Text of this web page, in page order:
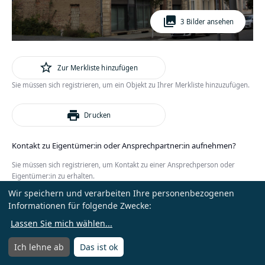
Menü öffnen
photo_library 3 Bilder ansehen
star_outline Zur Merkliste hinzufügen
Sie müssen sich registrieren, um ein Objekt zu Ihrer Merkliste hinzuzufügen.
print Drucken
Kontakt zu Eigentümer:in oder Ansprechpartner:in aufnehmen?
Sie müssen sich registrieren, um Kontakt zu einer Ansprechperson oder
Eigentümer:in zu erhalten.
Anmelden oder Kostenlos registrieren
Wir speichern und verarbeiten Ihre personenbezogenen
Informationen für folgende Zwecke:
Lassen Sie mich wählen...
Ich lehne ab Das ist ok